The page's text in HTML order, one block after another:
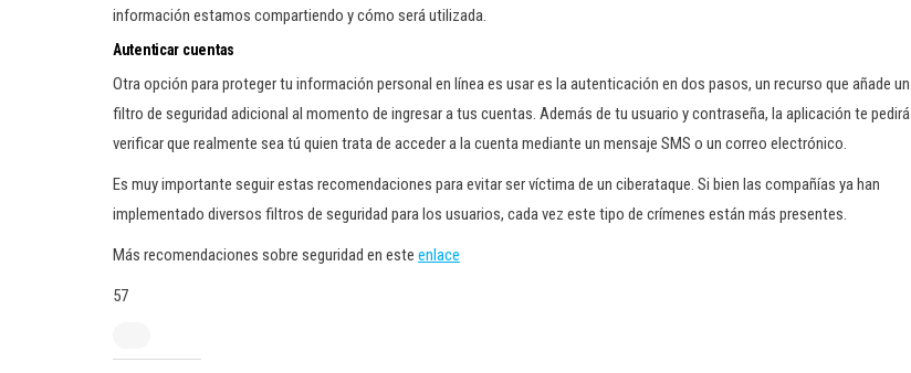
información estamos compartiendo y cómo será utilizada.
Autenticar cuentas
Otra opción para proteger tu información personal en línea es usar es la autenticación en dos pasos, un recurso que añade un
filtro de seguridad adicional al momento de ingresar a tus cuentas. Además de tu usuario y contraseña, la aplicación te pedirá
verificar que realmente sea tú quien trata de acceder a la cuenta mediante un mensaje SMS o un correo electrónico.
Es muy importante seguir estas recomendaciones para evitar ser víctima de un ciberataque. Si bien las compañías ya han
implementado diversos filtros de seguridad para los usuarios, cada vez este tipo de crímenes están más presentes.
Más recomendaciones sobre seguridad en este enlace
57